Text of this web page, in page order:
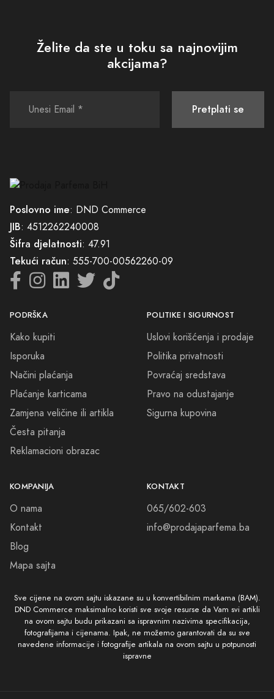
Želite da ste u toku sa najnovijim
akcijama?
Pretplati se
Poslovno ime: DND Commerce
JIB: 4512262240008
Šifra djelatnosti: 47.91
Tekući račun: 555-700-00562260-09
PODRŠKA
Kako kupiti
Isporuka
Načini plaćanja
Plaćanje karticama
Zamjena veličine ili artikla
Česta pitanja
Reklamacioni obrazac
POLITIKE I SIGURNOST
Uslovi korišćenja i prodaje
Politika privatnosti
Povraćaj sredstava
Pravo na odustajanje
Sigurna kupovina
KOMPANIJA
O nama
Kontakt
Blog
Mapa sajta
KONTAKT
065/602-603
info@prodajaparfema.ba
Sve cijene na ovom sajtu iskazane su u konvertibilnim markama (BAM).
DND Commerce maksimalno koristi sve svoje resurse da Vam svi artikli
na ovom sajtu budu prikazani sa ispravnim nazivima specifikacija,
fotografijama i cijenama. Ipak, ne možemo garantovati da su sve
navedene informacije i fotografije artikala na ovom sajtu u potpunosti
ispravne